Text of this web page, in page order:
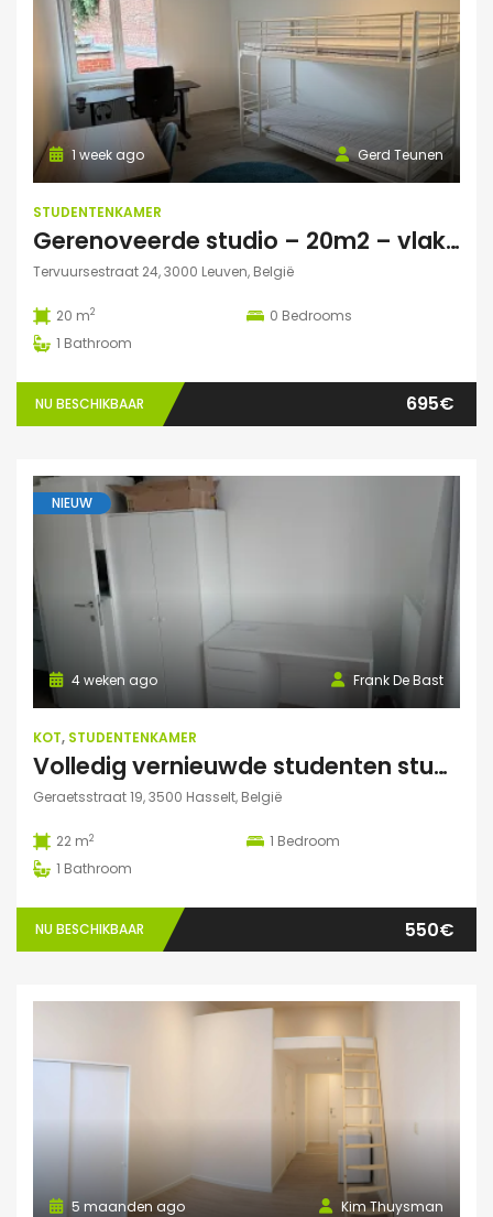
Gerd Teunen
1 week ago
STUDENTENKAMER
Gerenoveerde studio – 20m2 – vlakbij campus Gasthuisberg
Tervuursestraat 24, 3000 Leuven, België
20 m2 0 Bedrooms
1 Bathroom
NU BESCHIKBAAR 695€
NIEUW
Frank De Bast
4 weken ago
KOT, STUDENTENKAMER
Volledig vernieuwde studenten studio te huur
Geraetsstraat 19, 3500 Hasselt, België
22 m2 1 Bedroom
1 Bathroom
NU BESCHIKBAAR 550€
Kim Thuysman
5 maanden ago